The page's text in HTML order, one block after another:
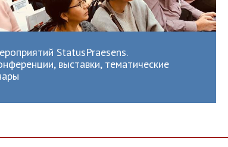
StatusPraesens.
выставки, тематические